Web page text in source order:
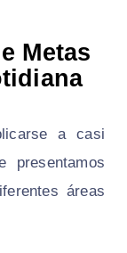
Metas
a casi
presentamos
áreas